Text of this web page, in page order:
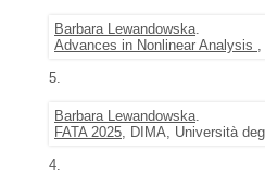
Barbara Lewandowska.
Advances in Nonlinear Analysis ,
5.
Barbara Lewandowska.
FATA 2025, DIMA, Università
4.